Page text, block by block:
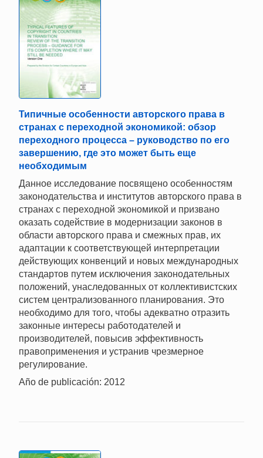
Типичные особенности авторского права в
странах с переходной экономикой: обзор
переходного процесса – руководство по его
завершению, где это может быть еще
необходимым
Данное исследование посвящено особенностям
законодательства и институтов авторского права в
странах с переходной экономикой и призвано
оказать содействие в модернизации законов в
области авторского права и смежных прав, их
адаптации к соответствующей интерпретации
действующих конвенций и новых международных
стандартов путем исключения законодательных
положений, унаследованных от коллективистских
систем централизованного планирования. Это
необходимо для того, чтобы адекватно отразить
законные интересы работодателей и
производителей, повысив эффективность
правоприменения и устранив чрезмерное
регулирование.
Año de publicación: 2012